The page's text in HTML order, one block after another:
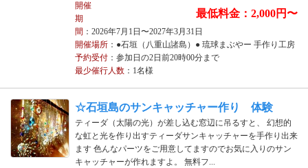
最低料金：2,000円〜
開催
期
間 ：2026年7月1日〜2027年3月31日
開催場所：●石垣（八重山諸島）● 琉球まぶやー 手作り工房
予約受付：参加日の2日前20時00分まで
最少催行人数：1名様
☆石垣島のサンキャッチャー作り 体験
ティーダ（太陽の光）が差し込む窓辺に吊るすと、 幻想的
な虹と光を作り出すティーダサンキャッチャーを手作り出来
ます 色んなパーツをご用意してますのでお気に入りのサン
キャッチャーが作れますよ。 無料フ...